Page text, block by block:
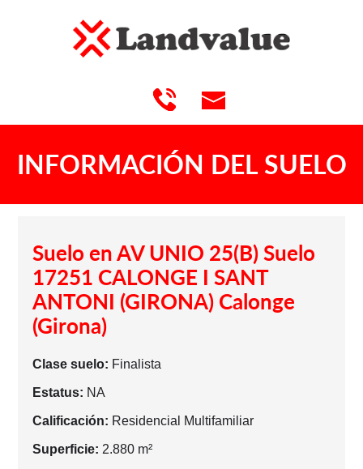
INFORMACIÓN DEL SUELO
Suelo en AV UNIO 25(B) Suelo
17251 CALONGE I SANT
ANTONI (GIRONA) Calonge
(Girona)
Clase suelo: Finalista
Estatus: NA
Calificación: Residencial Multifamiliar
Superficie: 2.880 m²